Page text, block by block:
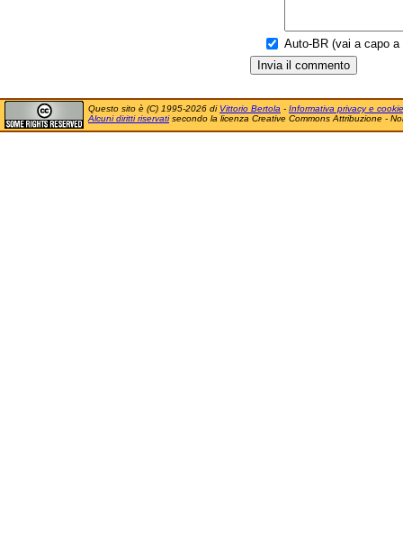
Auto-BR (vai a capo a
Questo sito è (C) 1995-2026 di Vittorio Bertola - Informativa privacy e cookie
Alcuni diritti riservatisecondo la licenza Creative Commons Attribuzione -